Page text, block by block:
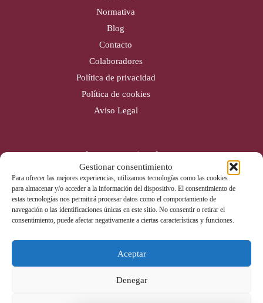
Gestionar consentimiento
Para ofrecer las mejores experiencias, utilizamos tecnologías como las cookies
para almacenar y/o acceder a la información del dispositivo. El consentimiento de
estas tecnologías nos permitirá procesar datos como el comportamiento de
navegación o las identificaciones únicas en este sitio. No consentir o retirar el
consentimiento, puede afectar negativamente a ciertas características y funciones.
Aceptar
Denegar
Normativa
Blog
Contacto
Colaboradores
Política de privacidad
Política de cookies
Aviso Legal
Cobertura nacional
Alicante (Sede)
Valencia
Gijón
Badajoz
Contacto
Tel: 965 670 142